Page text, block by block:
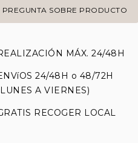
PREGUNTA SOBRE PRODUCTO
MÁX. 24/48H
24/48H o 48/72H
A VIERNES)
RECOGER LOCAL